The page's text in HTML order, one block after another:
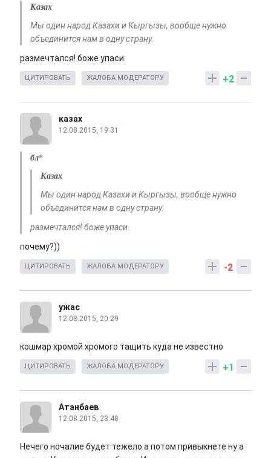
Казах
Мы один народ Казахи и Кыргызы, вообще нужно
объединится нам в одну страну.
размечтался! боже упаси.
+2
ЦИТИРОВАТЬ ЖАЛОБА МОДЕРАТОРУ
казах
12.08.2015, 19:31
бл*
Казах
Мы один народ Казахи и Кыргызы, вообще нужно
объединится нам в одну страну.
размечтался! боже упаси.
почему?))
-2
ЦИТИРОВАТЬ ЖАЛОБА МОДЕРАТОРУ
ужас
12.08.2015, 20:29
кошмар хромой хромого тащить куда не известно
+1
ЦИТИРОВАТЬ ЖАЛОБА МОДЕРАТОРУ
Атанбаев
12.08.2015, 23:48
Нечего ночалие будет тежело а потом привыкнете ну а